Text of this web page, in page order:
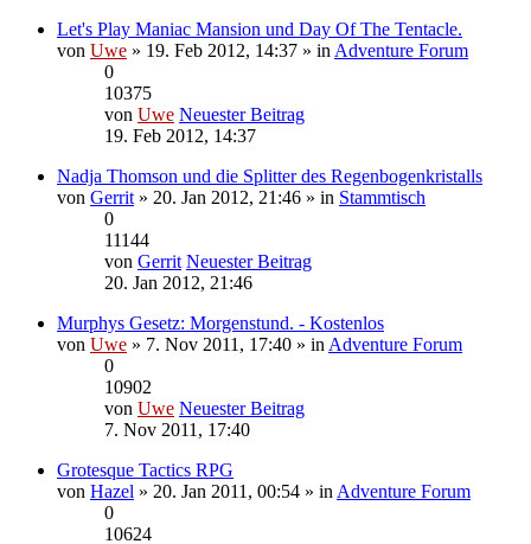
Let's Play Maniac Mansion und Day Of The Tentacle.
von Uwe » 19. Feb 2012, 14:37 » in Adventure Forum
0
10375
von Uwe Neuester Beitrag
19. Feb 2012, 14:37
Nadja Thomson und die Splitter des Regenbogenkristalls
von Gerrit » 20. Jan 2012, 21:46 » in Stammtisch
0
11144
von Gerrit Neuester Beitrag
20. Jan 2012, 21:46
Murphys Gesetz: Morgenstund. - Kostenlos
von Uwe » 7. Nov 2011, 17:40 » in Adventure Forum
0
10902
von Uwe Neuester Beitrag
7. Nov 2011, 17:40
Grotesque Tactics RPG
von Hazel » 20. Jan 2011, 00:54 » in Adventure Forum
0
10624